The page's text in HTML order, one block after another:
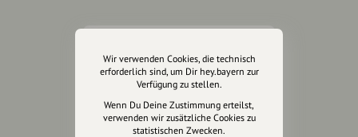
Unterstütze
unsere Plattform
hey.bayern ist ein Projekt von
uns für unsere Region und
Wir verwenden Cookies, die technisch
erforderlich sind, um Dir hey.bayern zur
Verfügung zu stellen.
Wenn Du Deine Zustimmung erteilst,
verwenden wir zusätzliche Cookies zu
statistischen Zwecken.